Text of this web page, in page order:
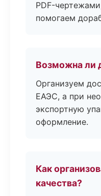
PDF-
помогаем
Возможна ли
Организуем
ЕАЭС, а при
экспортную
оформление.
Как
качества?